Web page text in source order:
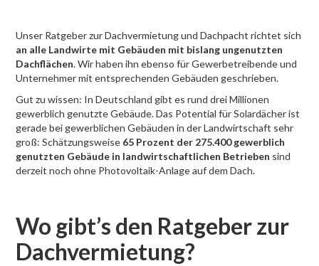
Unser Ratgeber zur Dachvermietung und Dachpacht richtet sich
an alle Landwirte mit Gebäuden mit bislang ungenutzten
Dachflächen. Wir haben ihn ebenso für Gewerbetreibende und
Unternehmer mit entsprechenden Gebäuden geschrieben.
Gut zu wissen: In Deutschland gibt es rund drei Millionen
gewerblich genutzte Gebäude. Das Potential für Solardächer ist
gerade bei gewerblichen Gebäuden in der Landwirtschaft sehr
groß: Schätzungsweise 65 Prozent der 275.400 gewerblich
genutzten Gebäude in landwirtschaftlichen Betrieben sind
derzeit noch ohne Photovoltaik-Anlage auf dem Dach.
Wo gibt’s den Ratgeber zur
Dachvermietung?